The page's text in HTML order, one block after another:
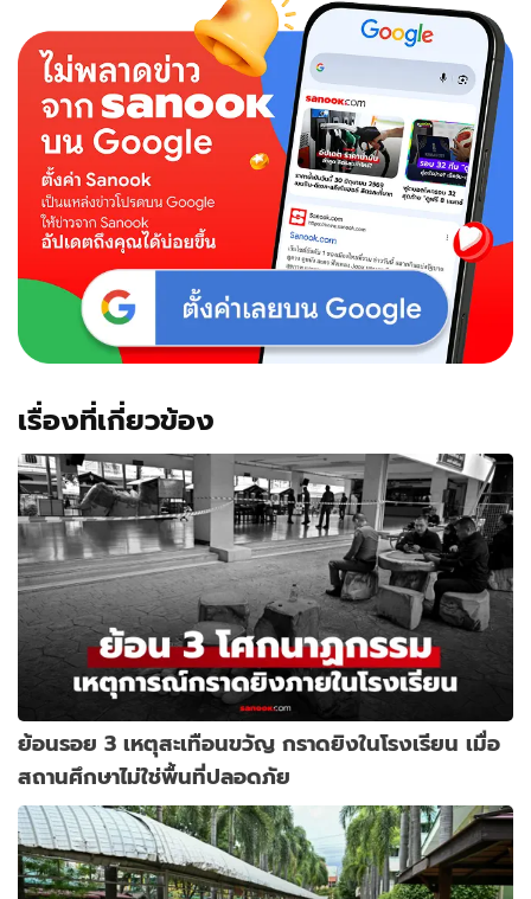
เรื่องที่เกี่ยวข้อง
ย้อนรอย 3 เหตุสะเทือนขวัญ กราดยิงในโรงเรียน เมื่อ
สถานศึกษาไม่ใช่พื้นที่ปลอดภัย